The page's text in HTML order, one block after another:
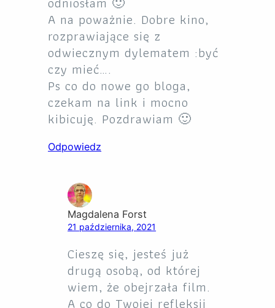
A na poważnie. Dobre kino,
rozprawiające się z
odwiecznym dylematem :być
czy mieć….
Ps co do nowe go bloga,
czekam na link i mocno
kibicuję. Pozdrawiam 🙂
Odpowiedz
Magdalena Forst
21 października, 2021
Cieszę się, jesteś już
drugą osobą, od której
wiem, że obejrzała film.
A co do Twojej refleksji